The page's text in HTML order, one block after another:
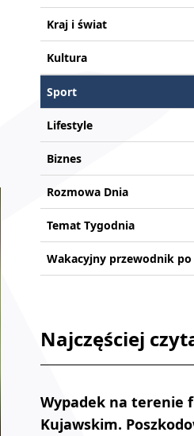
Kraj i świat
Kultura
Sport
Lifestyle
Biznes
Rozmowa Dnia
Temat Tygodnia
Wakacyjny przewodnik
Najczęściej
Wypadek na terenie
Kujawskim.